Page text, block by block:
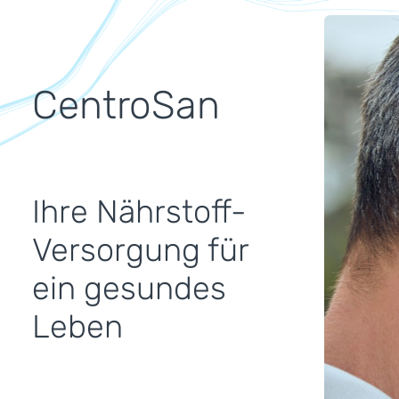
CentroSan
Ihre Nährstoff-
Versorgung für
ein gesundes
Leben
&gt; Anti-
>